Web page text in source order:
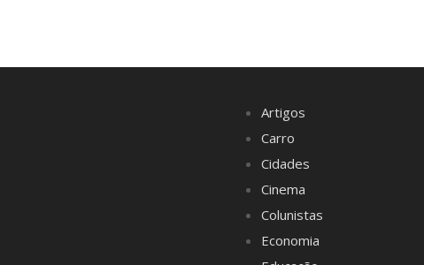
Artigos
Carro
Cidades
Cinema
Colunistas
Economia